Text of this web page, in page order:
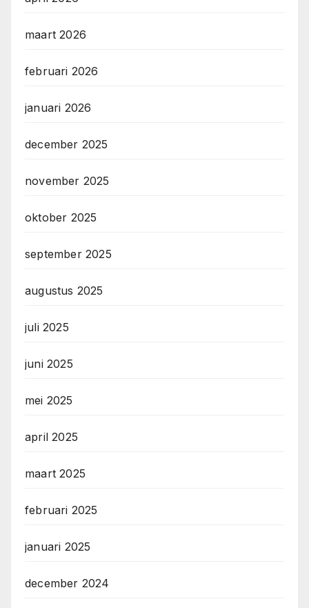
maart 2026
februari 2026
januari 2026
december 2025
november 2025
oktober 2025
september 2025
augustus 2025
juli 2025
juni 2025
mei 2025
april 2025
maart 2025
februari 2025
januari 2025
december 2024